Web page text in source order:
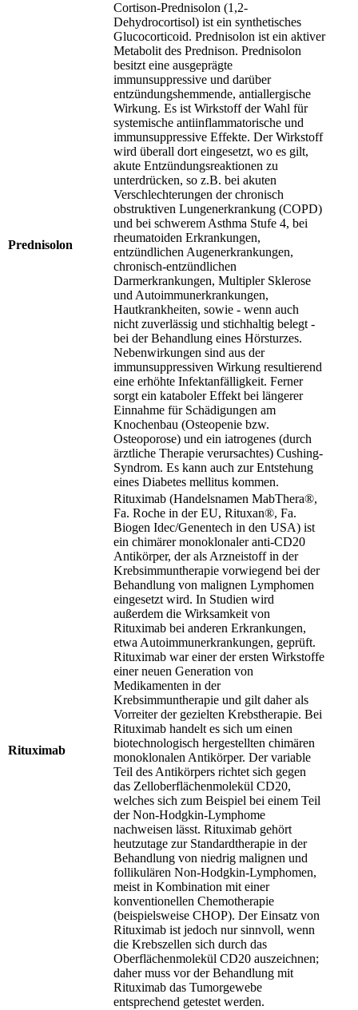
Prednisolon
Cortison-Prednisolon (1,2-
Dehydrocortisol) ist ein synthetisches
Glucocorticoid. Prednisolon ist ein aktiver
Metabolit des Prednison. Prednisolon
besitzt eine ausgeprägte
immunsuppressive und darüber
entzündungshemmende, antiallergische
Wirkung. Es ist Wirkstoff der Wahl für
systemische antiinflammatorische und
immunsuppressive Effekte. Der Wirkstoff
wird überall dort eingesetzt, wo es gilt,
akute Entzündungsreaktionen zu
unterdrücken, so z.B. bei akuten
Verschlechterungen der chronisch
obstruktiven Lungenerkrankung (COPD)
und bei schwerem Asthma Stufe 4, bei
rheumatoiden Erkrankungen,
entzündlichen Augenerkrankungen,
chronisch-entzündlichen
Darmerkrankungen, Multipler Sklerose
und Autoimmunerkrankungen,
Hautkrankheiten, sowie - wenn auch
nicht zuverlässig und stichhaltig belegt -
bei der Behandlung eines Hörsturzes.
Nebenwirkungen sind aus der
immunsuppressiven Wirkung resultierend
eine erhöhte Infektanfälligkeit. Ferner
sorgt ein kataboler Effekt bei längerer
Einnahme für Schädigungen am
Knochenbau (Osteopenie bzw.
Osteoporose) und ein iatrogenes (durch
ärztliche Therapie verursachtes) Cushing-
Syndrom. Es kann auch zur Entstehung
eines Diabetes mellitus kommen.
Rituximab
Rituximab (Handelsnamen MabThera®,
Fa. Roche in der EU, Rituxan®, Fa.
Biogen Idec/Genentech in den USA) ist
ein chimärer monoklonaler anti-CD20
Antikörper, der als Arzneistoff in der
Krebsimmuntherapie vorwiegend bei der
Behandlung von malignen Lymphomen
eingesetzt wird. In Studien wird
außerdem die Wirksamkeit von
Rituximab bei anderen Erkrankungen,
etwa Autoimmunerkrankungen, geprüft.
Rituximab war einer der ersten Wirkstoffe
einer neuen Generation von
Medikamenten in der
Krebsimmuntherapie und gilt daher als
Vorreiter der gezielten Krebstherapie. Bei
Rituximab handelt es sich um einen
biotechnologisch hergestellten chimären
monoklonalen Antikörper. Der variable
Teil des Antikörpers richtet sich gegen
das Zelloberflächenmolekül CD20,
welches sich zum Beispiel bei einem Teil
der Non-Hodgkin-Lymphome
nachweisen lässt. Rituximab gehört
heutzutage zur Standardtherapie in der
Behandlung von niedrig malignen und
follikulären Non-Hodgkin-Lymphomen,
meist in Kombination mit einer
konventionellen Chemotherapie
(beispielsweise CHOP). Der Einsatz von
Rituximab ist jedoch nur sinnvoll, wenn
die Krebszellen sich durch das
Oberflächenmolekül CD20 auszeichnen;
daher muss vor der Behandlung mit
Rituximab das Tumorgewebe
entsprechend getestet werden.